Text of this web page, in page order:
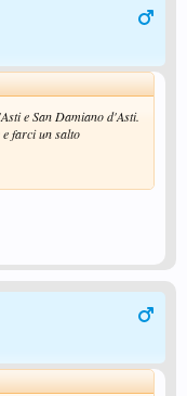
e San Damiano d'Asti.
farci un salto